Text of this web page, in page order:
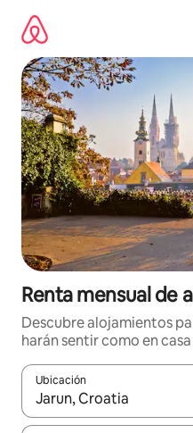
contenido
Renta mensual de
Descubre alojamientos
harán sentir como en
Ubicación
Cuando los resultados